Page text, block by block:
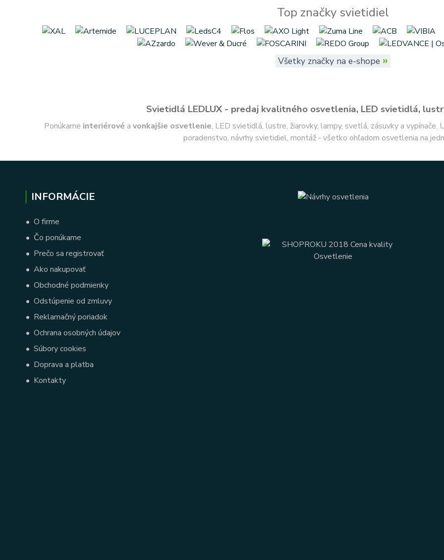
Top značky svietidiel
Všetky značky na e-shope »
Svietidlá LEDLUX - predaj kvalitného osvetlenia, LED svietidlá,
Ponúkame interiérové a vonkajšie osvetlenie, LED svietidlá, lustre, žiarovky, lampy, svetlá, zásuvky a
poradenstvo, návrhy svietidiel, montáž - všetko ohľadom osvetlenia na
INFORMÁCIE
• O firme
• Čo ponúkame
• Prečo sa registrovať
• Ako nakupovať
• Obchodné podmienky
• Odstúpenie od zmluvy
• Reklamačný poriadok
• Ochrana osobných údajov
• Súbory cookies
• Doprava a platba
• Kontakty